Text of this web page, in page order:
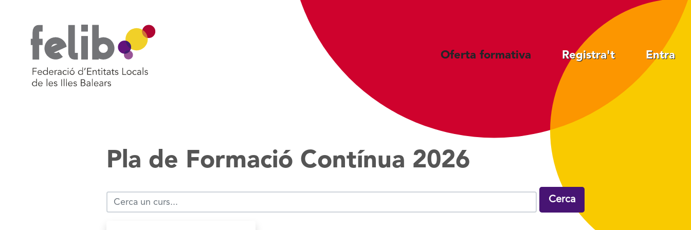
contingut
Oferta formativa Registra't Entra
Pla de Formació Contínua 2026